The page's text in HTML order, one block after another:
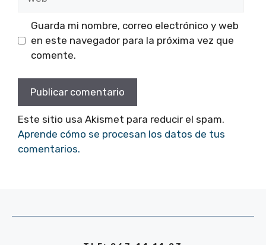
Guarda mi nombre, correo electrónico y web
en este navegador para la próxima vez que
comente.
Este sitio usa Akismet para reducir el spam.
Aprende cómo se procesan los datos de tus
comentarios.